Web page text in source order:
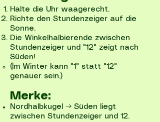
Halte die Uhr waagerecht.
Richte den Stundenzeiger auf die
Sonne.
Die Winkelhalbierende zwischen
Stundenzeiger und "12" zeigt nach
Süden!
(Im Winter kann "1" statt "12"
genauer sein.)
Merke:
Nordhalbkugel → Süden liegt
zwischen Stundenzeiger und 12.